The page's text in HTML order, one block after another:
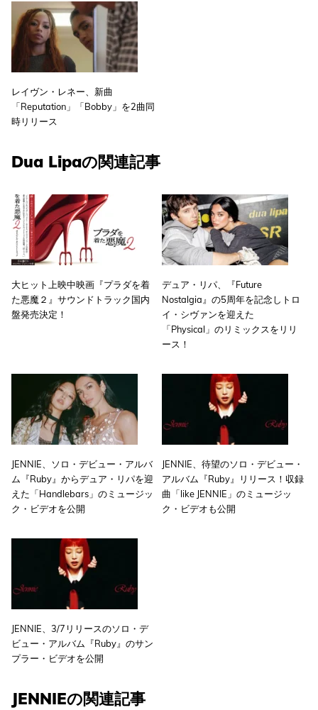
レイヴン・レネー、新曲
「Reputation」「Bobby」を2曲同
時リリース
Dua Lipaの関連記事
大ヒット上映中映画『プラダを着
た悪魔２』サウンドトラック国内
盤発売決定！
デュア・リパ、『Future
Nostalgia』の5周年を記念しトロ
イ・シヴァンを迎えた
「Physical」のリミックスをリリ
ース！
JENNIE、ソロ・デビュー・アルバ
ム『Ruby』からデュア・リパを迎
えた「Handlebars」のミュージッ
ク・ビデオを公開
JENNIE、待望のソロ・デビュー・
アルバム『Ruby』リリース！収録
曲「like JENNIE」のミュージッ
ク・ビデオも公開
JENNIE、3/7リリースのソロ・デ
ビュー・アルバム『Ruby』のサン
プラー・ビデオを公開
JENNIEの関連記事